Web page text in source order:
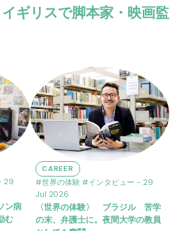
ギリスで脚本家・映画監
29
ン病
む
CAREER
#世界の体験 #インタビュー - 29
Jul 2026
〈世界の体験〉 ブラジル 苦学
の末、弁護士に。夜間大学の教員